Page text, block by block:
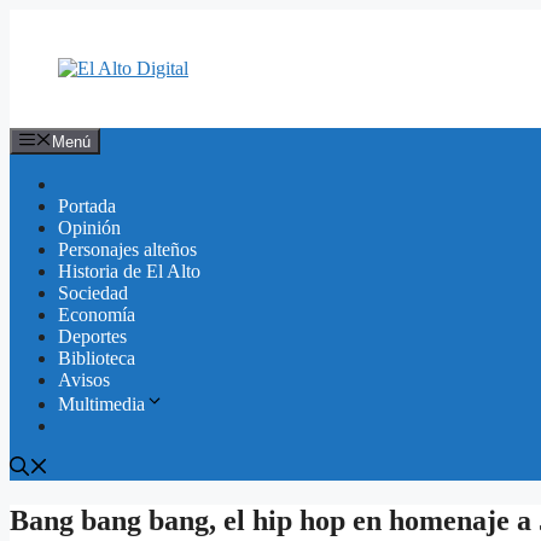
contenido
Menú
Portada
Opinión
Personajes alteños
Historia de El Alto
Sociedad
Economía
Deportes
Biblioteca
Avisos
Multimedia
Bang bang bang, el hip hop en homenaje